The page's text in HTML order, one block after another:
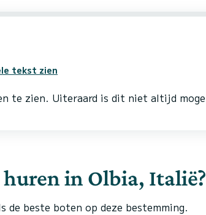
tekst zien
te zien. Uiteraard is dit niet altijd
in Olbia, Italië?
de beste boten op deze bestemming.